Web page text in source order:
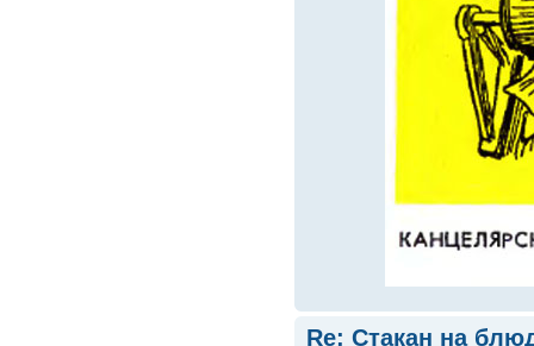
Re: Стакан на